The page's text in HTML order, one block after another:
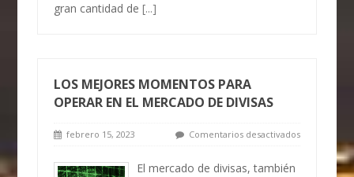
gran cantidad de[...]
LOS MEJORES MOMENTOS PARA
OPERAR EN EL MERCADO DE DIVISAS
febrero 15, 2023 Comentarios desactivados
El mercado de divisas, también